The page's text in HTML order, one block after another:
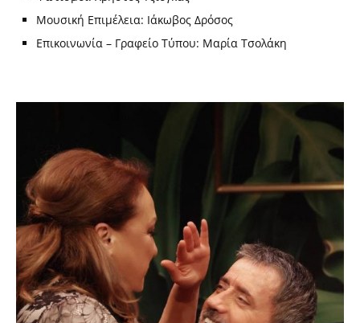
Μουσική Επιμέλεια: Ιάκωβος Δρόσος
Επικοινωνία – Γραφείο Τύπου: Μαρία Τσολάκη